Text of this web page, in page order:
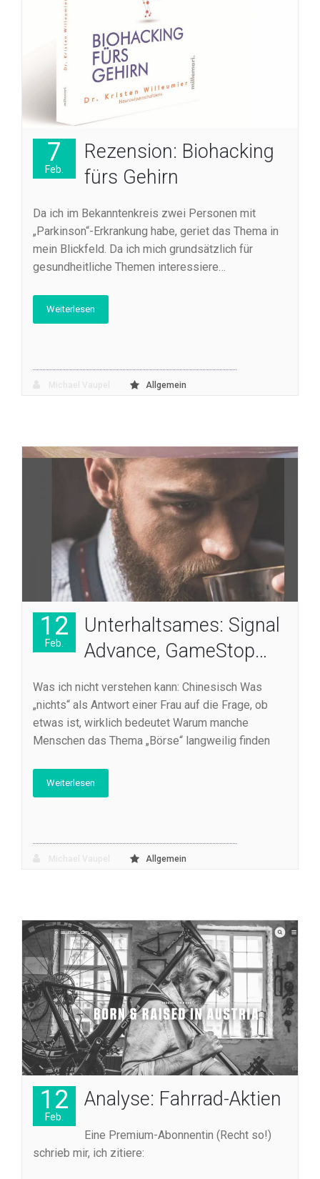
7
Feb.
Rezension: Biohacking
fürs Gehirn
Da ich im Bekanntenkreis zwei Personen mit
„Parkinson“-Erkrankung habe, geriet das Thema in
mein Blickfeld. Da ich mich grundsätzlich für
gesundheitliche Themen interessiere…
Weiterlesen
Allgemein
12
Feb.
Unterhaltsames: Signal
Advance, GameStop…
Was ich nicht verstehen kann: Chinesisch Was
„nichts“ als Antwort einer Frau auf die Frage, ob
etwas ist, wirklich bedeutet Warum manche
Menschen das Thema „Börse“ langweilig finden
Weiterlesen
Allgemein
12
Feb.
Analyse: Fahrrad-Aktien
Eine Premium-Abonnentin (Recht so!)
schrieb mir, ich zitiere: